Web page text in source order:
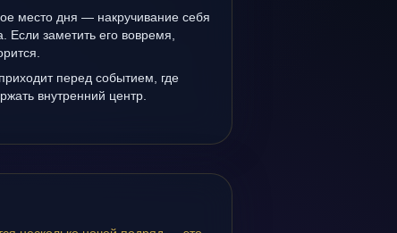
место дня — накручивание себя
Если заметить его вовремя,
перед событием, где
внутренний центр.